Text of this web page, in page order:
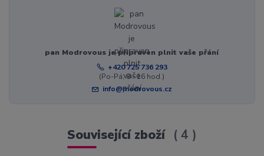
pan Modrovous je připraven plnit vaše přání
+420 725 736 293
(Po-Pá, 8 - 16 hod.)
info@modrovous.cz
Související zboží 4